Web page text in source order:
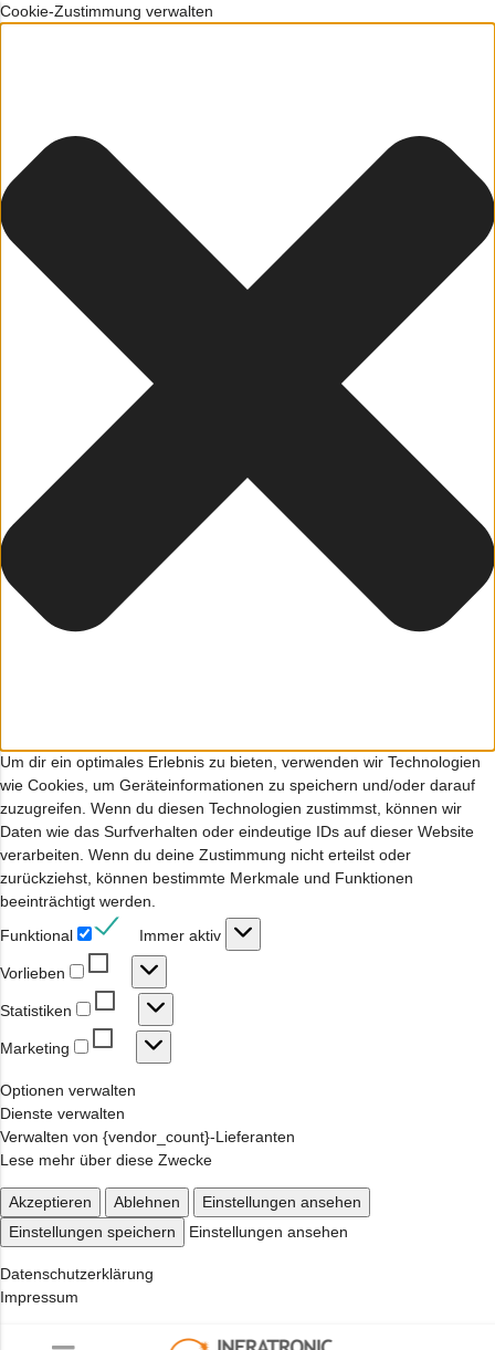
Cookie-Zustimmung verwalten
Um dir ein optimales Erlebnis zu bieten, verwenden wir Technologien
wie Cookies, um Geräteinformationen zu speichern und/oder darauf
zuzugreifen. Wenn du diesen Technologien zustimmst, können wir
Daten wie das Surfverhalten oder eindeutige IDs auf dieser Website
verarbeiten. Wenn du deine Zustimmung nicht erteilst oder
zurückziehst, können bestimmte Merkmale und Funktionen
beeinträchtigt werden.
Funktional
Immer aktiv
Vorlieben
Vorlieben
Statistiken
Statistiken
Marketing
Marketing
Optionen verwalten
Dienste verwalten
Verwalten von {vendor_count}-Lieferanten
Lese mehr über diese Zwecke
Akzeptieren Ablehnen
Einstellungen ansehen
Einstellungen speichern
Einstellungen ansehen
Datenschutzerklärung
Impressum